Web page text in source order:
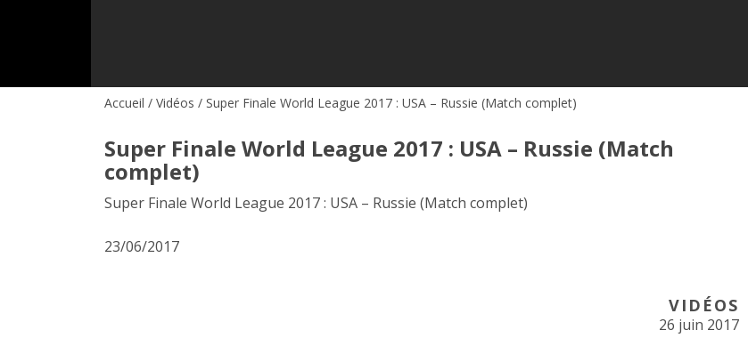
Accueil / Vidéos / Super Finale World League 2017 : USA – Russie (Match complet)
Super Finale World League 2017 : USA – Russie (Match
complet)
Super Finale World League 2017 : USA – Russie (Match complet)
23/06/2017
VIDÉOS
26 juin 2017